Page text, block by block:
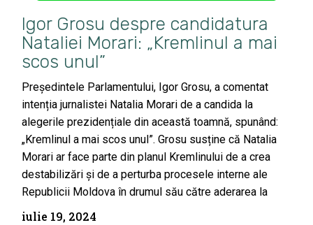
Igor Grosu despre candidatura
Nataliei Morari: „Kremlinul a mai
scos unul”
Președintele Parlamentului, Igor Grosu, a comentat
intenția jurnalistei Natalia Morari de a candida la
alegerile prezidențiale din această toamnă, spunând:
„Kremlinul a mai scos unul”. Grosu susține că Natalia
Morari ar face parte din planul Kremlinului de a crea
destabilizări și de a perturba procesele interne ale
Republicii Moldova în drumul său către aderarea la
iulie 19, 2024